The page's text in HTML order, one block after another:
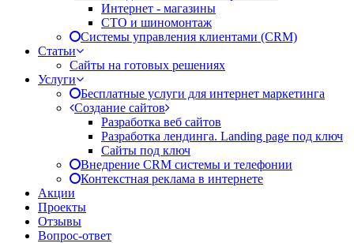
Интернет - магазины
СТО и шиномонтаж
Системы управления клиентами (CRM)
Статьи
Сайты на готовых решениях
Услуги
Бесплатные услуги для интернет маркетинга
Создание сайтов
Разработка веб сайтов
Разработка лендинга. Landing page под ключ
Сайты под ключ
Внедрение CRM системы и телефонии
Контекстная реклама в интернете
Акции
Проекты
Отзывы
Вопрос-ответ